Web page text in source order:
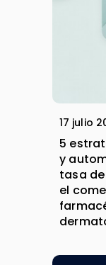
17 julio
5
y
tasa
el